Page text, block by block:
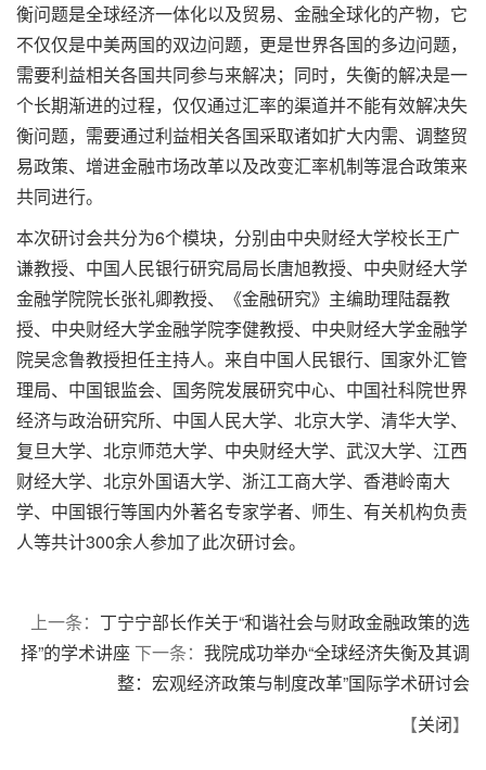
衡问题是全球经济一体化以及贸易、金融全球化的产物，它
不仅仅是中美两国的双边问题，更是世界各国的多边问题，
需要利益相关各国共同参与来解决；同时，失衡的解决是一
个长期渐进的过程，仅仅通过汇率的渠道并不能有效解决失
衡问题，需要通过利益相关各国采取诸如扩大内需、调整贸
易政策、增进金融市场改革以及改变汇率机制等混合政策来
共同进行。
本次研讨会共分为6个模块，分别由中央财经大学校长王广
谦教授、中国人民银行研究局局长唐旭教授、中央财经大学
金融学院院长张礼卿教授、《金融研究》主编助理陆磊教
授、中央财经大学金融学院李健教授、中央财经大学金融学
院吴念鲁教授担任主持人。来自中国人民银行、国家外汇管
理局、中国银监会、国务院发展研究中心、中国社科院世界
经济与政治研究所、中国人民大学、北京大学、清华大学、
复旦大学、北京师范大学、中央财经大学、武汉大学、江西
财经大学、北京外国语大学、浙江工商大学、香港岭南大
学、中国银行等国内外著名专家学者、师生、有关机构负责
人等共计300余人参加了此次研讨会。
上一条： 丁宁宁部长作关于“和谐社会与财政金融政策的选
择”的学术讲座 下一条： 我院成功举办“全球经济失衡及其调
整：宏观经济政策与制度改革”国际学术研讨会
【关闭】